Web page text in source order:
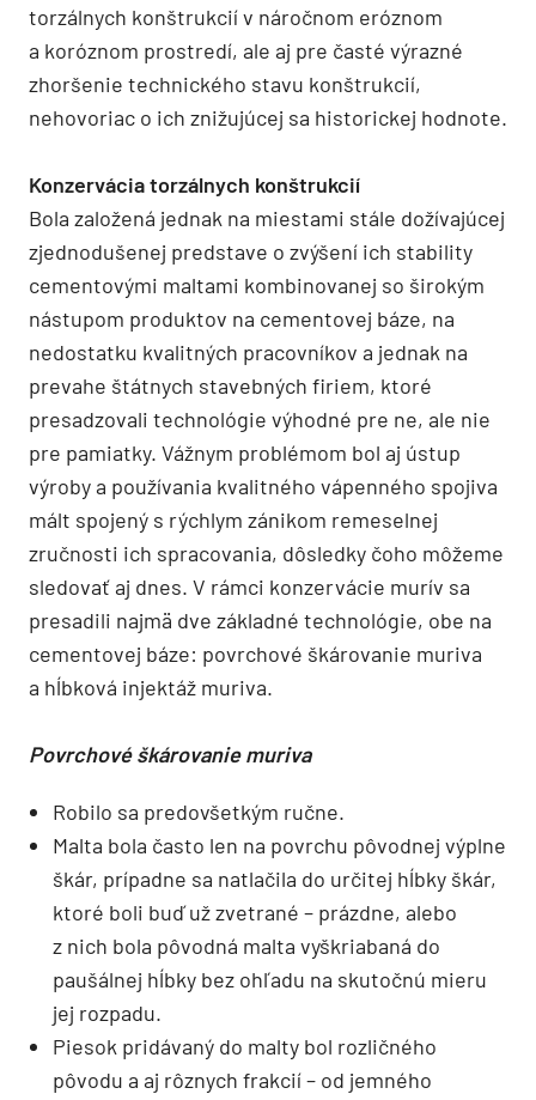
torzálnych konštrukcií v náročnom eróznom
a koróznom prostredí, ale aj pre časté výrazné
zhoršenie technického stavu konštrukcií,
nehovoriac o ich znižujúcej sa historickej hodnote.
Konzervácia torzálnych konštrukcií
Bola založená jednak na miestami stále dožívajúcej
zjednodušenej predstave o zvýšení ich stability
cementovými maltami kombinovanej so širokým
nástupom produktov na cementovej báze, na
nedostatku kvalitných pracovníkov a jednak na
prevahe štátnych stavebných firiem, ktoré
presadzovali technológie výhodné pre ne, ale nie
pre pamiatky. Vážnym problémom bol aj ústup
výroby a používania kvalitného vápenného spojiva
mált spojený s rýchlym zánikom remeselnej
zručnosti ich spracovania, dôsledky čoho môžeme
sledovať aj dnes. V rámci konzervácie murív sa
presadili najmä dve základné technológie, obe na
cementovej báze: povrchové škárovanie muriva
a hĺbková injektáž muriva.
Povrchové škárovanie muriva
Robilo sa predovšetkým ručne.
Malta bola často len na povrchu pôvodnej výplne
škár, prípadne sa natlačila do určitej hĺbky škár,
ktoré boli buď už zvetrané – prázdne, alebo
z nich bola pôvodná malta vyškriabaná do
paušálnej hĺbky bez ohľadu na skutočnú mieru
jej rozpadu.
Piesok pridávaný do malty bol rozličného
pôvodu a aj rôznych frakcií – od jemného